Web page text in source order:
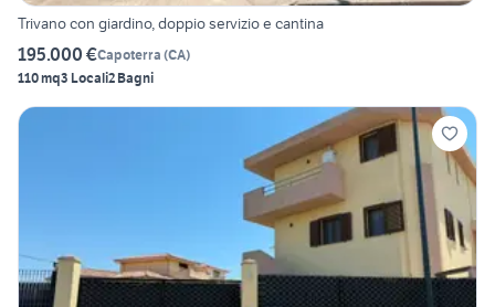
Trivano con giardino, doppio servizio e cantina
195.000 €Capoterra (CA)
110 mq3 Locali2 Bagni